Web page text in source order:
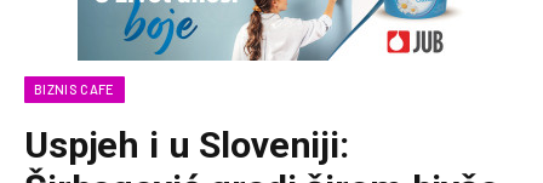
BIZNIS CAFE
Uspjeh i u Sloveniji: